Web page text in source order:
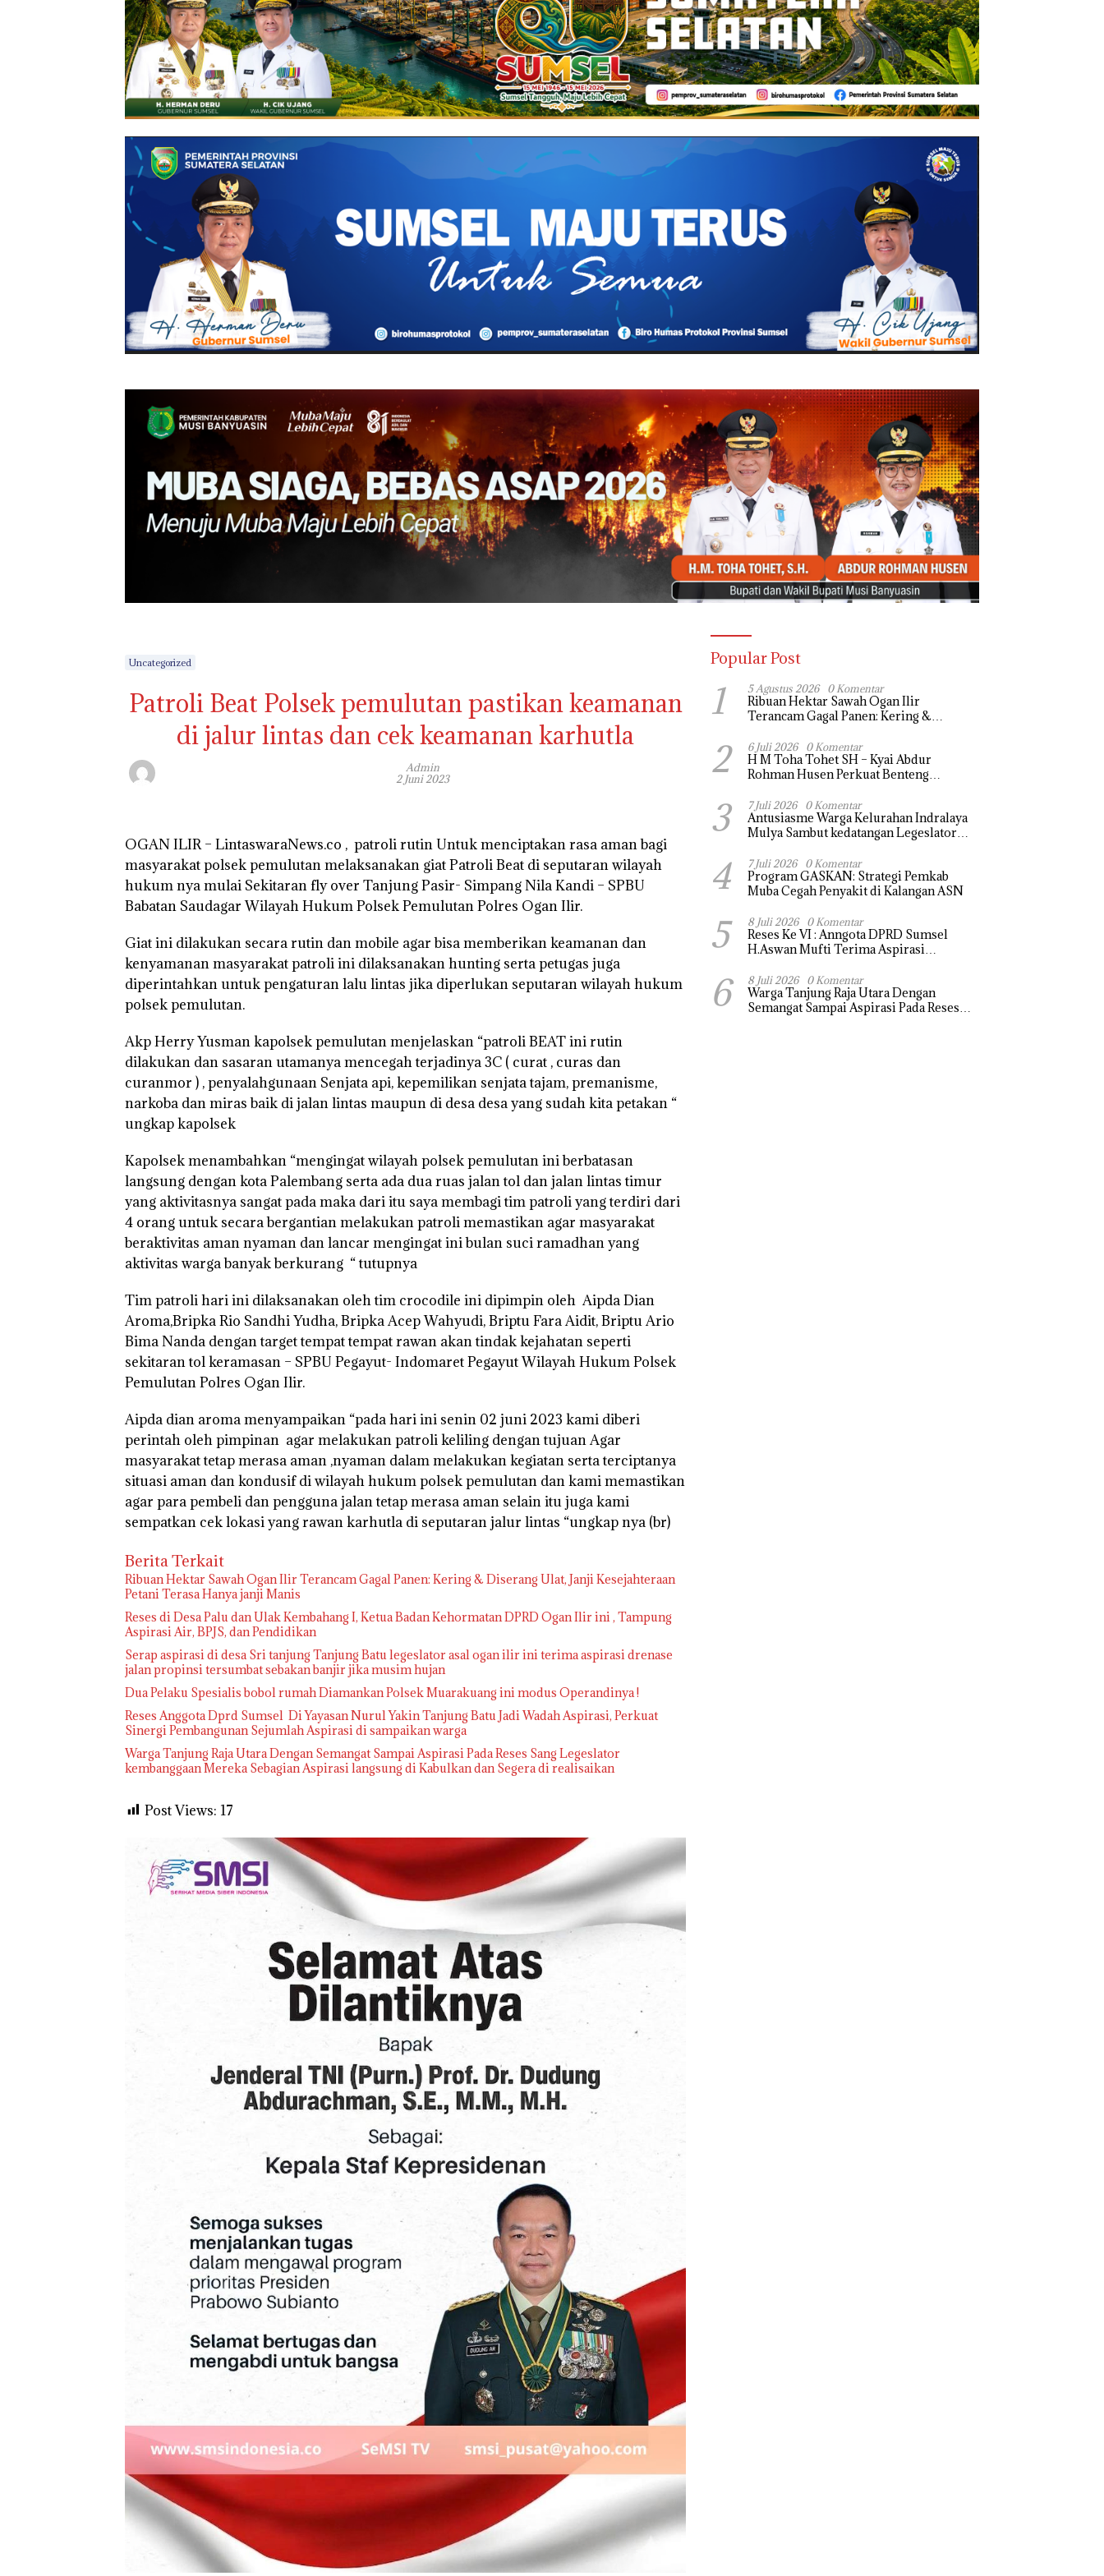
Uncategorized
Patroli Beat Polsek pemulutan pastikan keamanan
di jalur lintas dan cek keamanan karhutla
Admin
2 Juni 2023
OGAN ILIR – LintaswaraNews.co , patroli rutin Untuk menciptakan rasa aman bagi
masyarakat polsek pemulutan melaksanakan giat Patroli Beat di seputaran wilayah
hukum nya mulai Sekitaran fly over Tanjung Pasir- Simpang Nila Kandi – SPBU
Babatan Saudagar Wilayah Hukum Polsek Pemulutan Polres Ogan Ilir.
Giat ini dilakukan secara rutin dan mobile agar bisa memberikan keamanan dan
kenyamanan masyarakat patroli ini dilaksanakan hunting serta petugas juga
diperintahkan untuk pengaturan lalu lintas jika diperlukan seputaran wilayah hukum
polsek pemulutan.
Akp Herry Yusman kapolsek pemulutan menjelaskan “patroli BEAT ini rutin
dilakukan dan sasaran utamanya mencegah terjadinya 3C ( curat , curas dan
curanmor ) , penyalahgunaan Senjata api, kepemilikan senjata tajam, premanisme,
narkoba dan miras baik di jalan lintas maupun di desa desa yang sudah kita petakan “
ungkap kapolsek
Kapolsek menambahkan “mengingat wilayah polsek pemulutan ini berbatasan
langsung dengan kota Palembang serta ada dua ruas jalan tol dan jalan lintas timur
yang aktivitasnya sangat pada maka dari itu saya membagi tim patroli yang terdiri dari
4 orang untuk secara bergantian melakukan patroli memastikan agar masyarakat
beraktivitas aman nyaman dan lancar mengingat ini bulan suci ramadhan yang
aktivitas warga banyak berkurang “ tutupnya
Tim patroli hari ini dilaksanakan oleh tim crocodile ini dipimpin oleh Aipda Dian
Aroma,Bripka Rio Sandhi Yudha, Bripka Acep Wahyudi, Briptu Fara Aidit, Briptu Ario
Bima Nanda dengan target tempat tempat rawan akan tindak kejahatan seperti
sekitaran tol keramasan – SPBU Pegayut- Indomaret Pegayut Wilayah Hukum Polsek
Pemulutan Polres Ogan Ilir.
Aipda dian aroma menyampaikan “pada hari ini senin 02 juni 2023 kami diberi
perintah oleh pimpinan agar melakukan patroli keliling dengan tujuan Agar
masyarakat tetap merasa aman ,nyaman dalam melakukan kegiatan serta terciptanya
situasi aman dan kondusif di wilayah hukum polsek pemulutan dan kami memastikan
agar para pembeli dan pengguna jalan tetap merasa aman selain itu juga kami
sempatkan cek lokasi yang rawan karhutla di seputaran jalur lintas “ungkap nya (br)
Berita Terkait
Ribuan Hektar Sawah Ogan Ilir Terancam Gagal Panen: Kering & Diserang Ulat, Janji Kesejahteraan
Reses di Desa Palu dan Ulak Kembahang I, Ketua Badan Kehormatan DPRD Ogan Ilir ini , Tampung
Aspirasi Air, BPJS, dan Pendidikan
Serap aspirasi di desa Sri tanjung Tanjung Batu legeslator asal ogan ilir ini terima aspirasi drenase
jalan propinsi tersumbat sebakan banjir jika musim hujan
Dua Pelaku Spesialis bobol rumah Diamankan Polsek Muarakuang ini modus Operandinya !
Reses Anggota Dprd Sumsel Di Yayasan Nurul Yakin Tanjung Batu Jadi Wadah Aspirasi, Perkuat
Sinergi Pembangunan Sejumlah Aspirasi di sampaikan warga
Warga Tanjung Raja Utara Dengan Semangat Sampai Aspirasi Pada Reses Sang Legeslator
kembanggaan Mereka Sebagian Aspirasi langsung di Kabulkan dan Segera di realisaikan
Post Views: 17
Popular Post
1 5 Agustus 2026 0 Komentar
Ribuan Hektar Sawah Ogan Ilir
Terancam Gagal Panen: Kering &
2 6 Juli 2026 0 Komentar
H M Toha Tohet SH – Kyai Abdur
Rohman Husen Perkuat Benteng
3 7 Juli 2026 0 Komentar
Antusiasme Warga Kelurahan Indralaya
Mulya Sambut kedatangan Legeslator
dengan Harapan dapat di perjuangkan
4 7 Juli 2026 0 Komentar
Program GASKAN: Strategi Pemkab
Muba Cegah Penyakit di Kalangan ASN
5 8 Juli 2026 0 Komentar
Reses Ke VI : Anngota DPRD Sumsel
H.Aswan Mufti Terima Aspirasi
tanjung raja yang sempat di ubah, ini
tanggapanya !
6 8 Juli 2026 0 Komentar
Warga Tanjung Raja Utara Dengan
Semangat Sampai Aspirasi Pada Reses